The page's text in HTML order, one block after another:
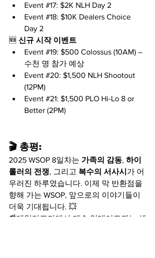
Event #17: $2K NLH Day 2
Event #18: $10K Dealers Choice
Day 2
🆕 신규 시작 이벤트
Event #19: $500 Colossus (10AM) –
수천 명 참가 예상
Event #20: $1,500 NLH Shootout
(12PM)
Event #21: $1,500 PLO Hi-Lo 8 or
Better (2PM)
🎬 총평:
2025 WSOP 8일차는 가족의 감동, 하이
롤러의 전쟁, 그리고 복수의 서사시 가 어
우러진 하루였습니다. 이제 막 반환점을
향해 가는 WSOP, 앞으로의 이야기들이
더욱 기대됩니다. 💥
📰데일리포커에서 계속 업데이트되는 생